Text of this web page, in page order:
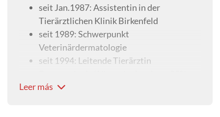
seit Jan.1987: Assistentin in der
Tierärztlichen Klinik Birkenfeld
seit 1989: Schwerpunkt
Veterinärdermatologie
seit 1994: Leitende Tierärztin
Überweisungspatienten, regelmäßige
Leer más